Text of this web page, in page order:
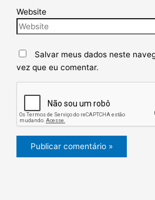
Website
Salvar meus dados neste
vez que eu comentar.